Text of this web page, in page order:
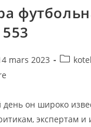
mars 2023
Post
он широко
экспертам и